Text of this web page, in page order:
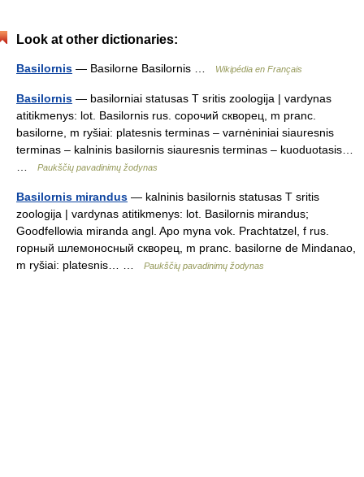
Look at other dictionaries:
Basilornis — Basilorne Basilornis … Wikipédia en Français
Basilornis — basilorniai statusas T sritis zoologija | vardynas
atitikmenys: lot. Basilornis rus. сорочий скворец, m pranc.
basilorne, m ryšiai: platesnis terminas – varnėniniai siauresnis
terminas – kalninis basilornis siauresnis terminas – kuoduotasis…
Paukščių pavadinimų žodynas
Basilornis mirandus — kalninis basilornis statusas T sritis
zoologija | vardynas atitikmenys: lot. Basilornis mirandus;
Goodfellowia miranda angl. Apo myna vok. Prachtatzel, f rus.
горный шлемоносный скворец, m pranc. basilorne de Mindanao,
m ryšiai: platesnis… …
Paukščių pavadinimų žodynas